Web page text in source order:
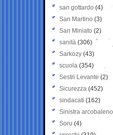
san gottardo (4)
San Martino (3)
San Miniato (2)
sanità (306)
Sarkozy (43)
scuola (354)
Sestri Levante (2)
Sicurezza (452)
sindacati (162)
Sinistra arcobaleno
Soru (4)